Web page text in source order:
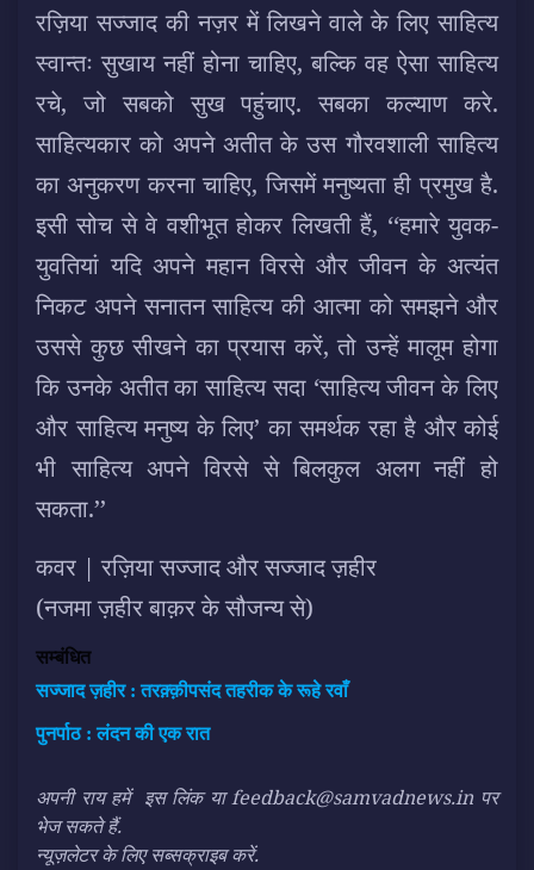
रज़िया सज्जाद की नज़र में लिखने वाले के लिए साहित्य
स्वान्तः सुखाय नहीं होना चाहिए, बल्कि वह ऐसा साहित्य
रचे, जो सबको सुख पहुंचाए. सबका कल्याण करे.
साहित्यकार को अपने अतीत के उस गौरवशाली साहित्य
का अनुकरण करना चाहिए, जिसमें मनुष्यता ही प्रमुख है.
इसी सोच से वे वशीभूत होकर लिखती हैं, ‘‘हमारे युवक-
युवतियां यदि अपने महान विरसे और जीवन के अत्यंत
निकट अपने सनातन साहित्य की आत्मा को समझने और
उससे कुछ सीखने का प्रयास करें, तो उन्हें मालूम होगा
कि उनके अतीत का साहित्य सदा ‘साहित्य जीवन के लिए
और साहित्य मनुष्य के लिए’ का समर्थक रहा है और कोई
भी साहित्य अपने विरसे से बिलकुल अलग नहीं हो
सकता.’’
कवर | रज़िया सज्जाद और सज्जाद ज़हीर
(नजमा ज़हीर बाक़र के सौजन्य से)
सम्बंधित
सज्जाद ज़हीर : तरक़्क़ीपसंद तहरीक के रूहे रवाँ
पुनर्पाठ : लंदन की एक रात
अपनी राय हमें इस लिंक या feedback@samvadnews.in पर
भेज सकते हैं.
न्यूज़लेटर के लिए सब्सक्राइब करें.